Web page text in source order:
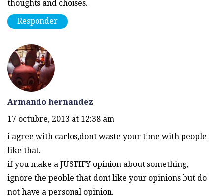
thoughts and choises.
Responder
Armando hernandez
17 octubre, 2013 at 12:38 am
i agree with carlos,dont waste your time with people
like that.
if you make a JUSTIFY opinion about something,
ignore the peoble that dont like your opinions but do
not have a personal opinion.